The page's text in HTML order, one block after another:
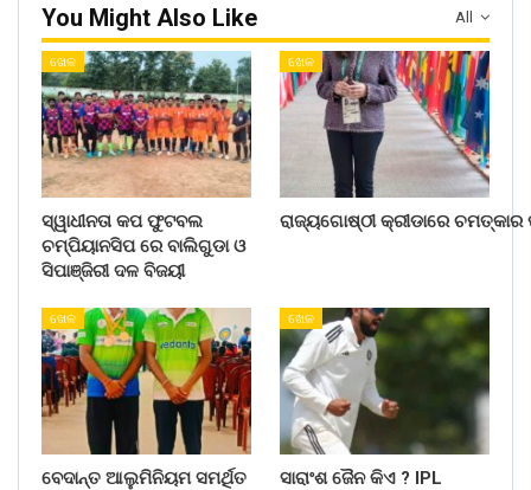
All
You Might Also Like
ଖେଳ
ସ୍ୱାଧୀନତା କପ ଫୁଟବଲ
ଚମ୍ପିୟାନସିପ ରେ ବାଲିଗୁଡା ଓ
ସିପାଞ୍ଜିରୀ ଦଳ ବିଜୟୀ
ଖେଳ
ରାଜ୍ୟଗୋଷ୍ଠୀ କ୍ରୀଡାରେ
ଖେଳ
ବେଦାନ୍ତ ଆଲୁମିନିୟମ ସମର୍ଥିତ
ଖେଳ
ସାରାଂଶ ଜୈନ କିଏ ? IPL